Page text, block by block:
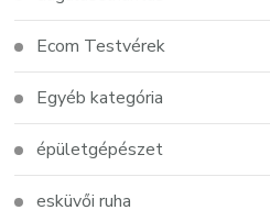
Ecom Testvérek
Egyéb kategória
épületgépészet
esküvői ruha